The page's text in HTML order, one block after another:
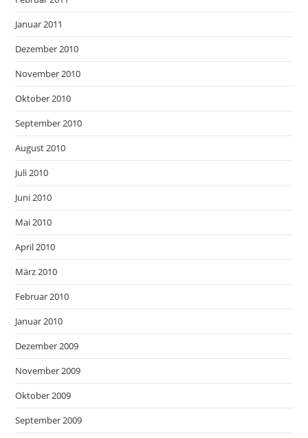
Januar 2011
Dezember 2010
November 2010
Oktober 2010
September 2010
August 2010
Juli 2010
Juni 2010
Mai 2010
April 2010
März 2010
Februar 2010
Januar 2010
Dezember 2009
November 2009
Oktober 2009
September 2009